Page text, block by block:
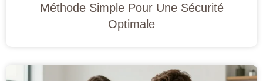
Méthode Simple Pour Une Sécurité
Optimale